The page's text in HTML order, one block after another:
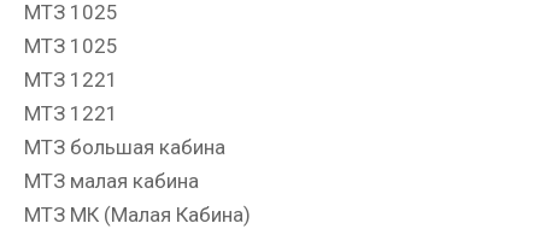
МТЗ 1025
МТЗ 1025
МТЗ 1221
МТЗ 1221
МТЗ большая кабина
МТЗ малая кабина
МТЗ МК (Малая Кабина)